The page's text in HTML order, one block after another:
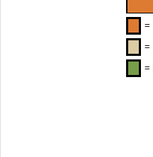
=
=
=